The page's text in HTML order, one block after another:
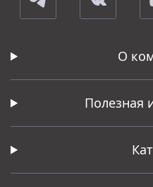
О
Полезная